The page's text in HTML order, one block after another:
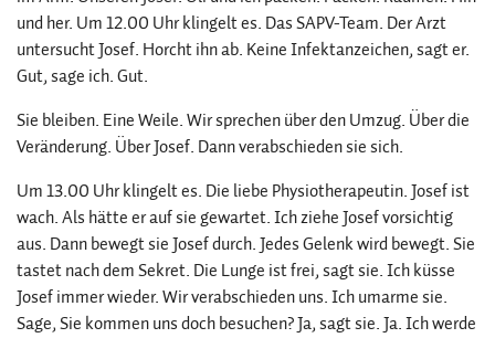
und her. Um 12.00 Uhr klingelt es. Das SAPV-Team. Der Arzt
untersucht Josef. Horcht ihn ab. Keine Infektanzeichen, sagt er.
Gut, sage ich. Gut.
Sie bleiben. Eine Weile. Wir sprechen über den Umzug. Über die
Veränderung. Über Josef. Dann verabschieden sie sich.
Um 13.00 Uhr klingelt es. Die liebe Physiotherapeutin. Josef ist
wach. Als hätte er auf sie gewartet. Ich ziehe Josef vorsichtig
aus. Dann bewegt sie Josef durch. Jedes Gelenk wird bewegt. Sie
tastet nach dem Sekret. Die Lunge ist frei, sagt sie. Ich küsse
Josef immer wieder. Wir verabschieden uns. Ich umarme sie.
Sage, Sie kommen uns doch besuchen? Ja, sagt sie. Ja. Ich werde